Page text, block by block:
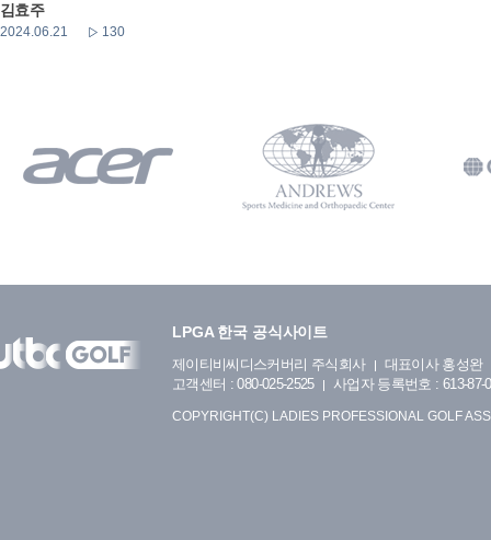
김효주
2024.06.21 130
LPGA 한국 공식사이트
제이티비씨디스커버리 주식회사
대표이사 홍성완
고객센터 : 080-025-2525
사업자 등록번호 : 613-87-
COPYRIGHT(C) LADIES PROFESSIONAL GOLF